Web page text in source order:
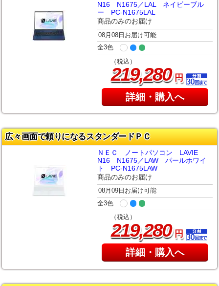
N16 N1675／LAL ネイビーブル
ー PC-N1675LAL
商品のみのお届け
08月08日お届け可能
全3色
（税込）
219,280円
詳細・購入へ
広々画面で頼りになるスタンダードＰＣ
ＮＥＣ ノートパソコン LAVIE
N16 N1675／LAW パールホワイ
ト PC-N1675LAW
商品のみのお届け
08月09日お届け可能
全3色
（税込）
219,280円
詳細・購入へ